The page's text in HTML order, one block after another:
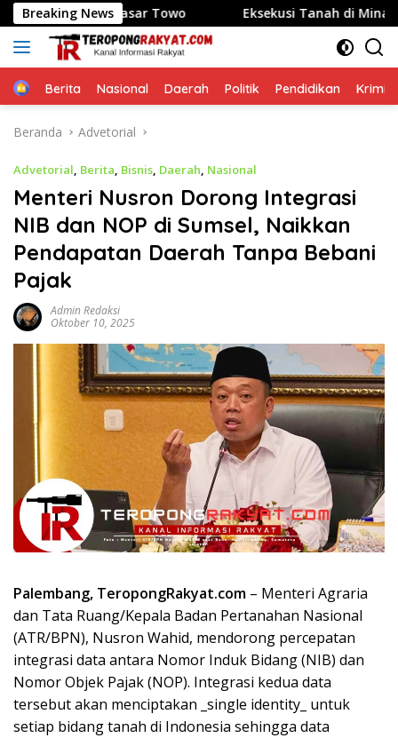
Langsung
ke
konten
Breaking News
Pasar Towo Eksekusi Tanah di Minahasa Utara
HomeBerita Nasional Daerah Politik Pendidikan
Beranda Advetorial
Advetorial, Berita, Bisnis, Daerah, Nasional
Menteri Nusron Dorong Integrasi
NIB dan NOP di Sumsel, Naikkan
Pendapatan Daerah Tanpa Bebani
Pajak
Admin Redaksi
Oktober 10, 2025
Palembang, TeropongRakyat.com – Menteri Agraria
dan Tata Ruang/Kepala Badan Pertanahan Nasional
(ATR/BPN), Nusron Wahid, mendorong percepatan
integrasi data antara Nomor Induk Bidang (NIB) dan
Nomor Objek Pajak (NOP). Integrasi kedua data
tersebut akan menciptakan _single identity_ untuk
setiap bidang tanah di Indonesia sehingga data